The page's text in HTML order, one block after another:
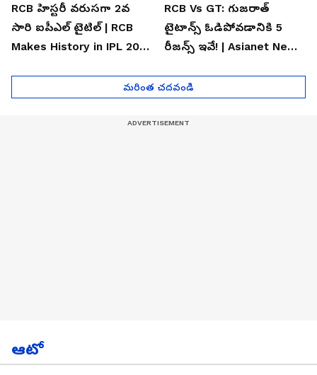
RCB హిస్టరీ వరుసగా 2వ
సారి ఐపీఎల్ టైటిల్ | RCB
Makes History in IPL 2026
RCB Vs GT: గుజరాత్
టైటాన్స్ ఓడిపోవడానికి 5
రీజన్స్ ఇవే! | Asianet News
మరింత చదవండి
ఆటో